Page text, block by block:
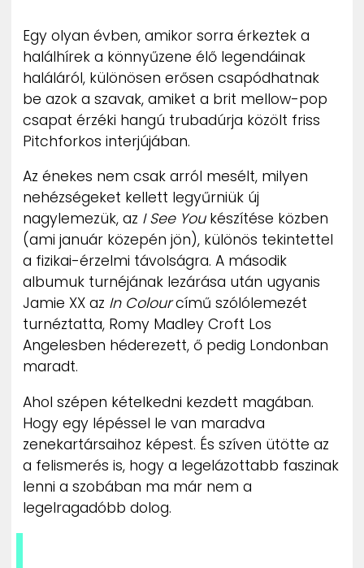
ZENE
MÉDIAAJÁNLAT
IMPRESSZUM
PR-ARCHÍVUM
ADATKEZELÉSI TÁJÉKOZTATÓ
Egy olyan évben, amikor sorra érkeztek a
halálhírek a könnyűzene élő legendáinak
haláláról, különösen erősen csapódhatnak
be azok a szavak, amiket a brit mellow-pop
csapat érzéki hangú trubadúrja közölt friss
Pitchforkos interjújában.
Az énekes nem csak arról mesélt, milyen
nehézségeket kellett legyűrniük új
nagylemezük, az I See Youkészítése közben
(ami január közepén jön), különös tekintettel
a fizikai-érzelmi távolságra. A második
albumuk turnéjának lezárása után ugyanis
Jamie XX az In Colourcímű szólólemezét
turnéztatta, Romy Madley Croft Los
Angelesben héderezett, ő pedig Londonban
maradt.
Ahol szépen kételkedni kezdett magában.
Hogy egy lépéssel le van maradva
zenekartársaihoz képest. És szíven ütötte az
a felismerés is, hogy a legelázottabb faszinak
lenni a szobában ma már nem a
legelragadóbb dolog.